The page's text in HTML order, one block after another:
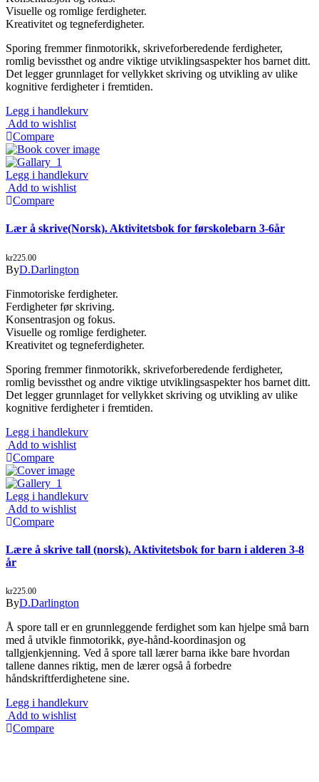
Visuelle og romlige ferdigheter.
Kreativitet og tegneferdigheter.
Sporing fremmer finmotorikk, skriveforberedende ferdigheter,
romlig bevissthet og andre viktige utviklingsaspekter hos barnet ditt.
Det legger grunnlaget for vellykket skriving og utvikling av ulike
kognitive ferdigheter i fremtiden.
Legg i handlekurv
Add to wishlist
Compare
Legg i handlekurv
Add to wishlist
Compare
Lær å skrive(Norsk). Aktivitetsbok for førskolebarn 3-6år
kr225.00
ByD.Darlington
Finmotoriske ferdigheter.
Ferdigheter før skriving.
Konsentrasjon og fokus.
Visuelle og romlige ferdigheter.
Kreativitet og tegneferdigheter.
Sporing fremmer finmotorikk, skriveforberedende ferdigheter,
romlig bevissthet og andre viktige utviklingsaspekter hos barnet ditt.
Det legger grunnlaget for vellykket skriving og utvikling av ulike
kognitive ferdigheter i fremtiden.
Legg i handlekurv
Add to wishlist
Compare
Legg i handlekurv
Add to wishlist
Compare
Lære å skrive tall (norsk). Aktivitetsbok for barn i alderen 3-8
år
kr225.00
ByD.Darlington
Å spore tall er en grunnleggende ferdighet som kan hjelpe små barn
med å utvikle finmotorikk, øye-hånd-koordinasjon og
tallgjenkjenning. Ved å spore tall lærer barna ikke bare hvordan
tallene dannes riktig, men de lærer også å forbedre
håndskriftferdighetene sine.
Legg i handlekurv
Add to wishlist
Compare